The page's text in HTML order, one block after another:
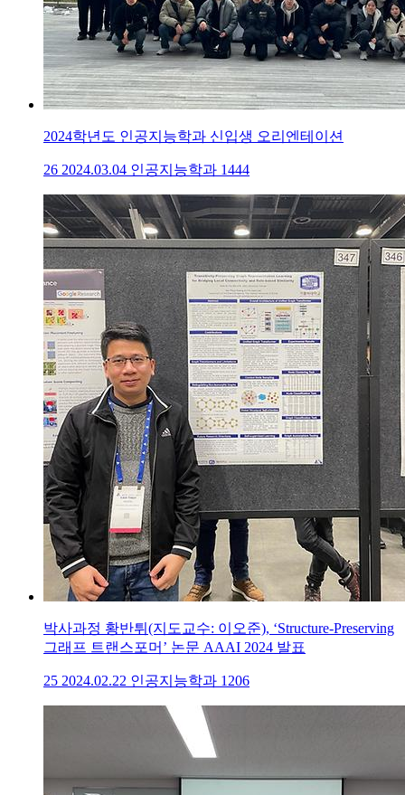
2024학년도 인공지능학과 신입생 오리엔테이션
26 2024.03.04 인공지능학과 1444
박사과정 황반튀(지도교수: 이오준), ‘Structure-Preserving
그래프 트랜스포머’ 논문 AAAI 2024 발표
25 2024.02.22 인공지능학과 1206